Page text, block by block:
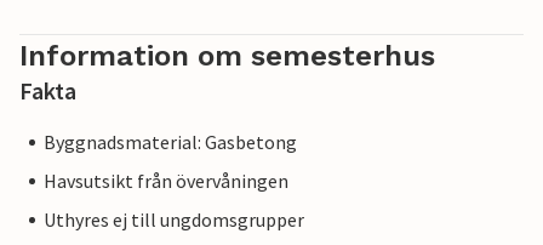
Information om semesterhus
Fakta
Byggnadsmaterial: Gasbetong
Havsutsikt från övervåningen
Uthyres ej till ungdomsgrupper